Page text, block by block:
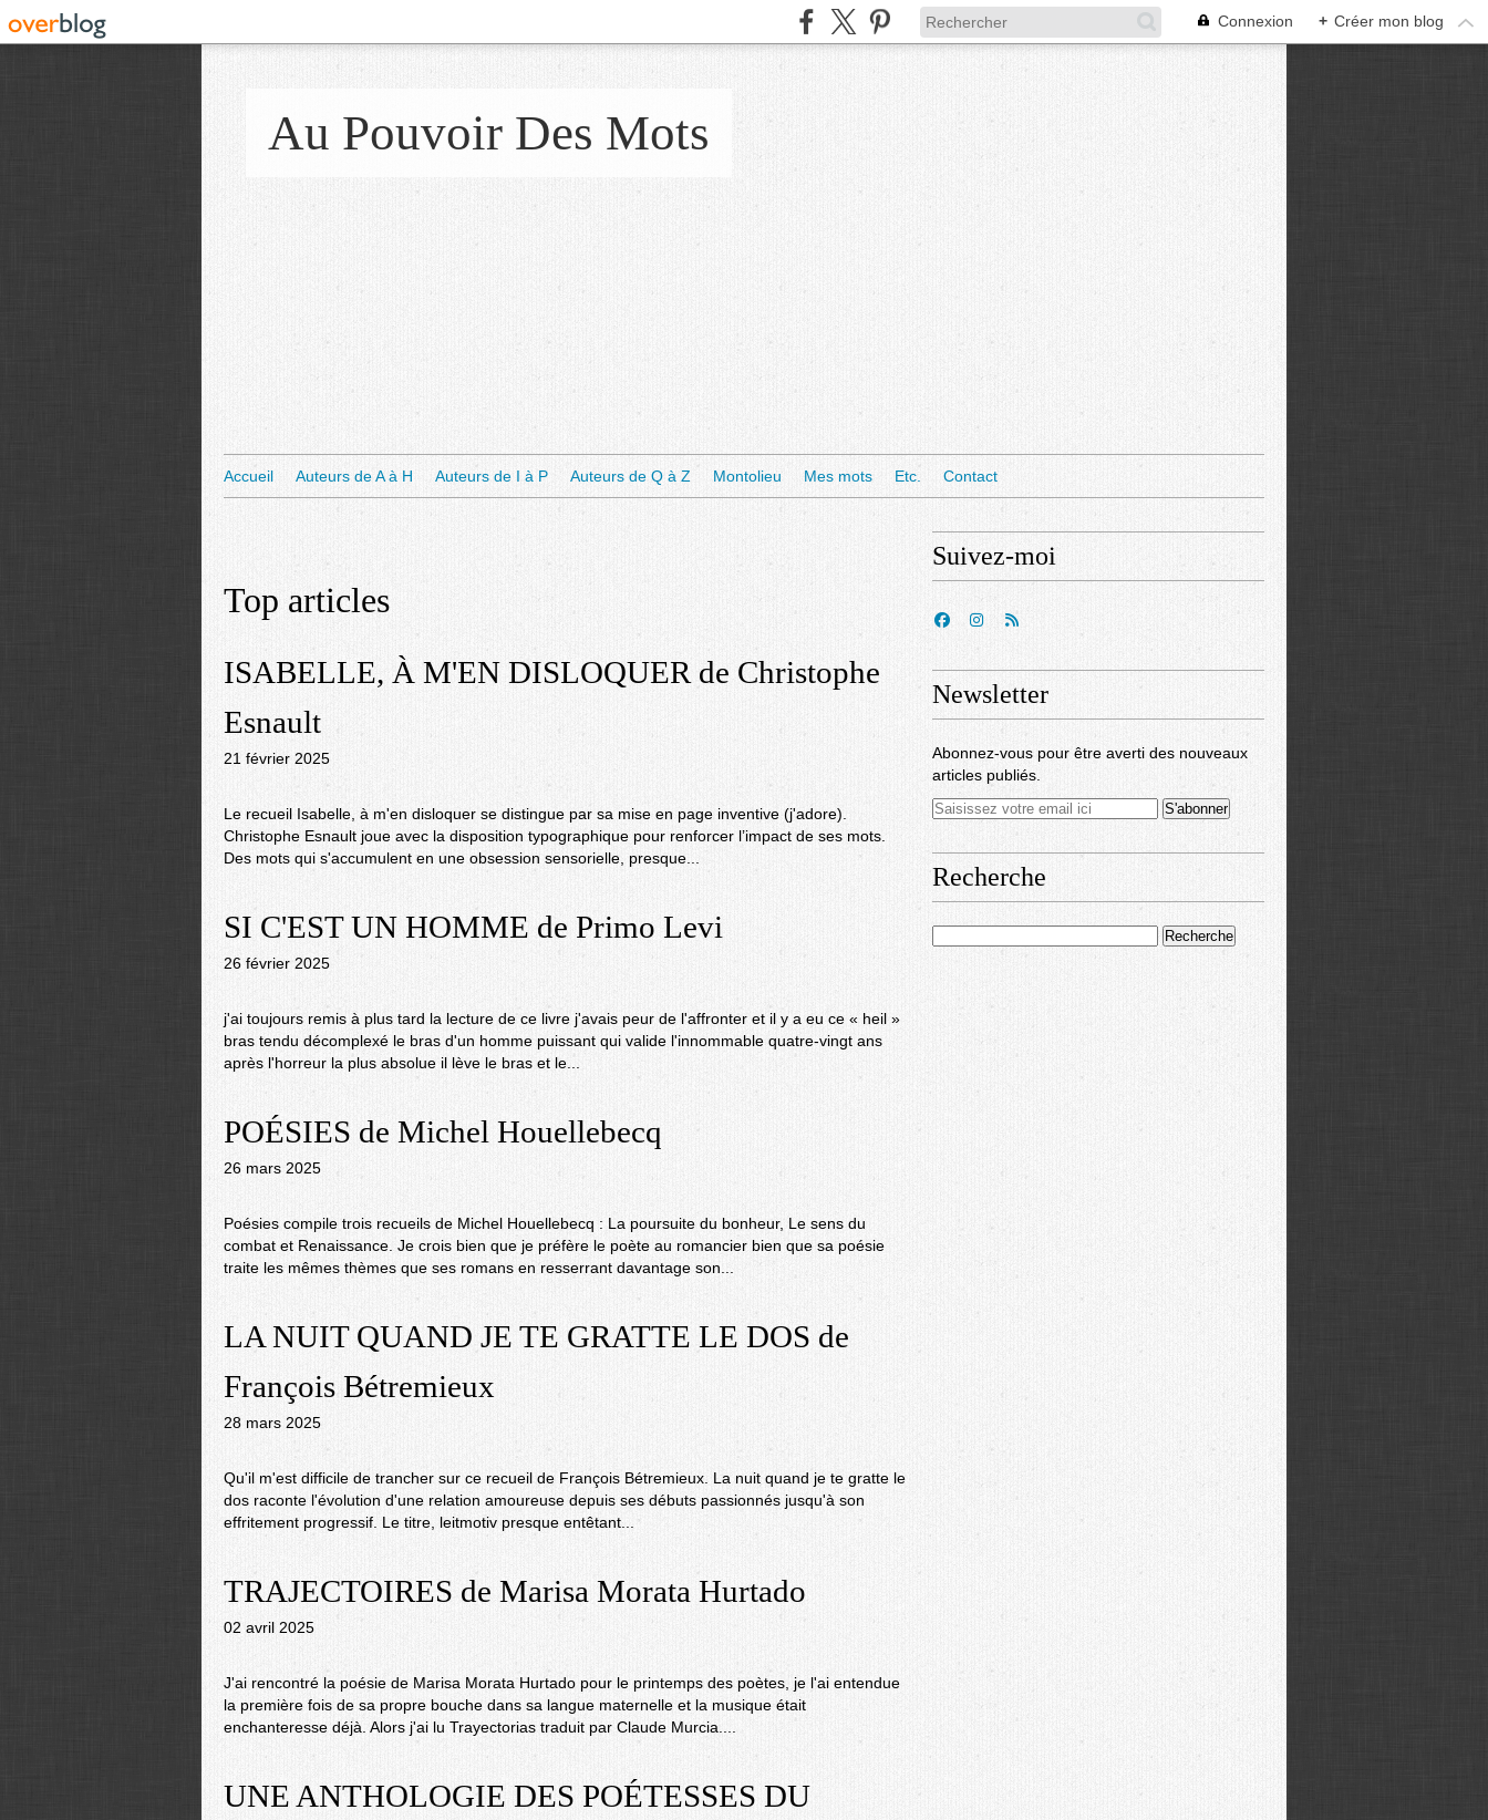
Connexion + Créer mon blog
Au Pouvoir Des Mots
Accueil Auteurs de A à H Auteurs de I à P Auteurs de Q à Z Montolieu Mes mots Etc. Contact
Top articles
ISABELLE, À M'EN DISLOQUER de Christophe
Esnault
21 février 2025
Le recueil Isabelle, à m'en disloquer se distingue par sa mise en page inventive (j'adore).
Christophe Esnault joue avec la disposition typographique pour renforcer l’impact de ses mots.
Des mots qui s'accumulent en une obsession sensorielle, presque...
SI C'EST UN HOMME de Primo Levi
26 février 2025
j'ai toujours remis à plus tard la lecture de ce livre j'avais peur de l'affronter et il y a eu ce « heil »
bras tendu décomplexé le bras d'un homme puissant qui valide l'innommable quatre-vingt ans
après l'horreur la plus absolue il lève le bras et le...
POÉSIES de Michel Houellebecq
26 mars 2025
Poésies compile trois recueils de Michel Houellebecq : La poursuite du bonheur, Le sens du
combat et Renaissance. Je crois bien que je préfère le poète au romancier bien que sa poésie
traite les mêmes thèmes que ses romans en resserrant davantage son...
LA NUIT QUAND JE TE GRATTE LE DOS de
François Bétremieux
28 mars 2025
Qu'il m'est difficile de trancher sur ce recueil de François Bétremieux. La nuit quand je te gratte le
dos raconte l'évolution d'une relation amoureuse depuis ses débuts passionnés jusqu'à son
effritement progressif. Le titre, leitmotiv presque entêtant...
TRAJECTOIRES de Marisa Morata Hurtado
02 avril 2025
J'ai rencontré la poésie de Marisa Morata Hurtado pour le printemps des poètes, je l'ai entendue
la première fois de sa propre bouche dans sa langue maternelle et la musique était
enchanteresse déjà. Alors j'ai lu Trayectorias traduit par Claude Murcia....
UNE ANTHOLOGIE DES POÉTESSES DU
Suivez-moi
Newsletter
Abonnez-vous pour être averti des nouveaux
articles publiés.
Recherche